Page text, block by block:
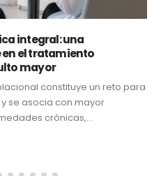
integral: una
el tratamiento
mayor
constituye un reto para
se asocia con mayor
crónicas,...